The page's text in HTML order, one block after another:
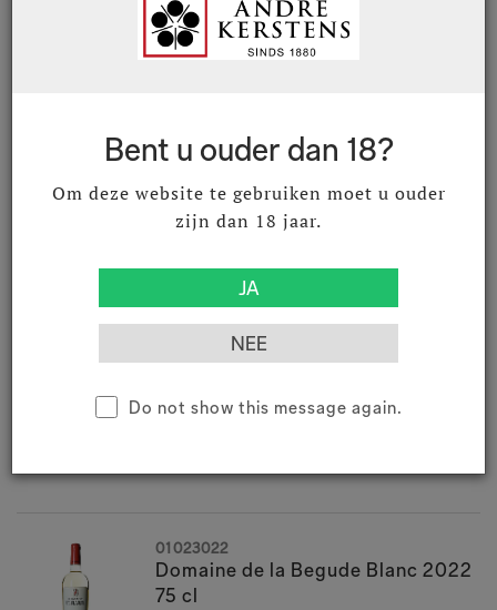
Bent u ouder dan 18?
Om deze website te gebruiken moet u ouder
zijn dan 18 jaar.
Do not show this message again.
Criots-Bâtard-Montrachet Grand
€ 476,03 Excl. BTW € 576,00
01013920
Château Loudenne Blanc 2019 75
Médoc AOC
€ 28,51 Excl. BTW Incl. BTW
Domaine de la Begude Blanc 2022
75 cl
01023022